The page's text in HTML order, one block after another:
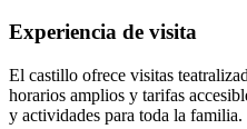
Experiencia de visita
El castillo ofrece visitas
horarios amplios y tarifas
y actividades para toda la familia.